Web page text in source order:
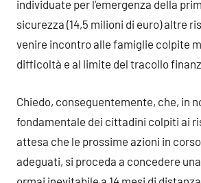
individuate per l’emergenza della
sicurezza (14,5 milioni di euro) altre
venire incontro alle famiglie colpite
difficoltà e al limite del tracollo
Chiedo, conseguentemente, che, in
fondamentale dei cittadini colpiti ai
attesa che le prossime azioni in
adeguati, si proceda a concedere